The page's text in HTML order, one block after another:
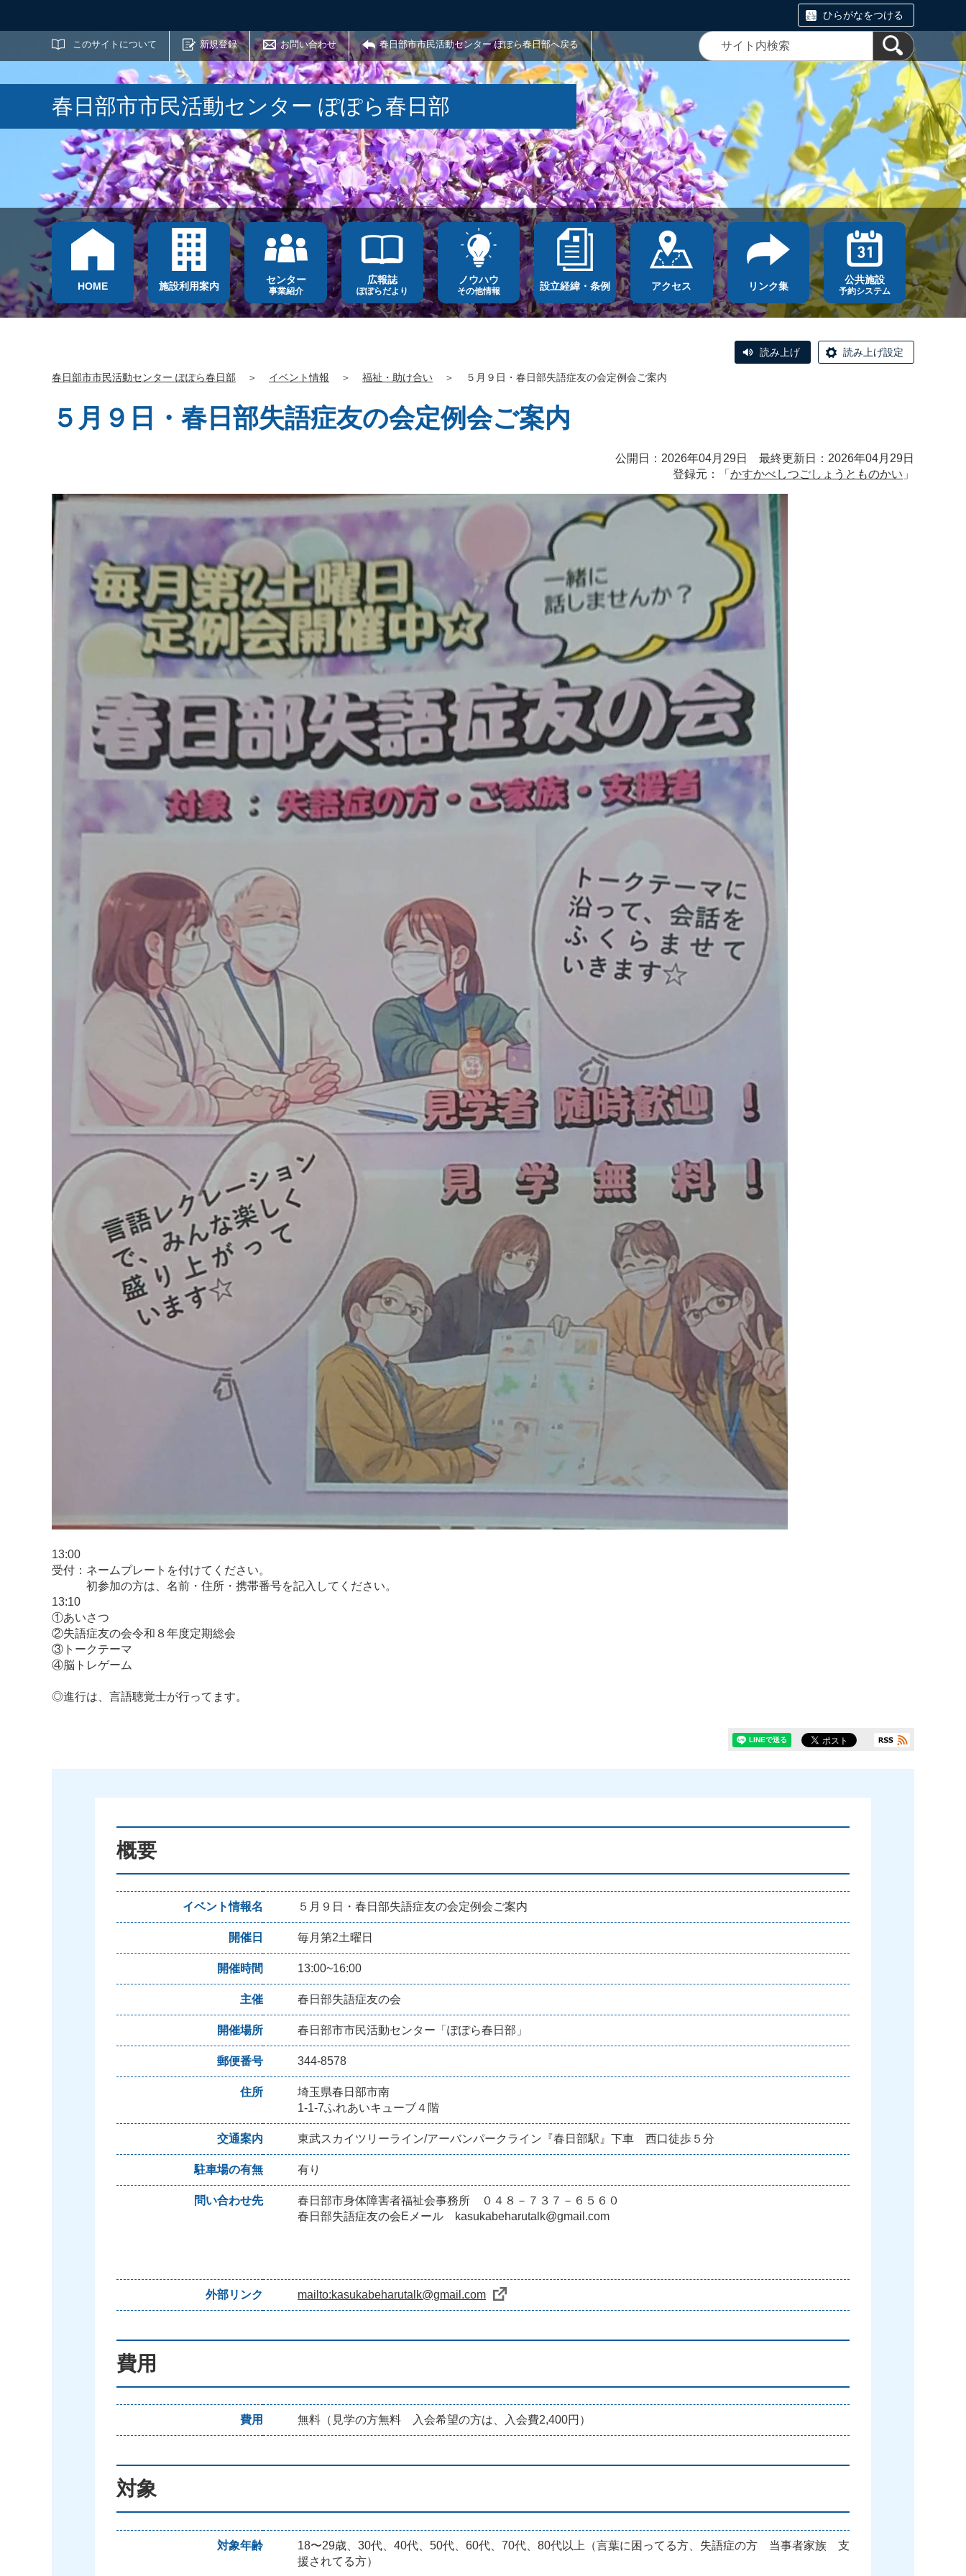
ひらがなをつける
このサイトについて 新規登録 お問い合わせ 春日部市市民活動センター ぽぽら春日部へ戻る
サイト内検索
春日部市市民活動センター ぽぽら春日部
HOME 施設利用案内
センター
事業紹介
広報誌
ぽぽらだより
ノウハウ
その他情報 設立経緯・条例 アクセス リンク集
公共施設
予約システム
読み上げ 読み上げ設定
春日部市市民活動センター ぽぽら春日部 ＞ イベント情報 ＞ 福祉・助け合い ＞ ５月９日・春日部失語症友の会定例会ご案内
５月９日・春日部失語症友の会定例会ご案内
公開日：2026年04月29日 最終更新日：2026年04月29日
登録元：「 かすかべしつごしょうとものかい 」
13:00
受付：ネームプレートを付けてください。
初参加の方は、名前・住所・携帯番号を記入してください。
13:10
①あいさつ
②失語症友の会令和８年度定期総会
③トークテーマ
④脳トレゲーム
◎進行は、言語聴覚士が行ってます。
概要
イベント情報名 ５月９日・春日部失語症友の会定例会ご案内
開催日 毎月第2土曜日
開催時間 13:00~16:00
主催 春日部失語症友の会
開催場所 春日部市市民活動センター「ぽぽら春日部」
郵便番号 344-8578
住所
埼玉県春日部市南
1-1-7ふれあいキューブ４階
交通案内 東武スカイツリーライン/アーバンパークライン『春日部駅』下車 西口徒歩５分
駐車場の有無 有り
問い合わせ先
春日部市身体障害者福祉会事務所 ０４８－７３７－６５６０
春日部失語症友の会Eメール kasukabeharutalk@gmail.com
外部リンク mailto:kasukabeharutalk@gmail.com
費用
費用 無料（見学の方無料 入会希望の方は、入会費2,400円）
対象
対象年齢
18〜29歳、30代、40代、50代、60代、70代、80代以上（言葉に困ってる方、失語症の方 当事者家族 支
援されてる方）